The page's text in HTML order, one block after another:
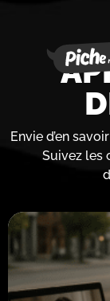
Envie d’en
Suivez les